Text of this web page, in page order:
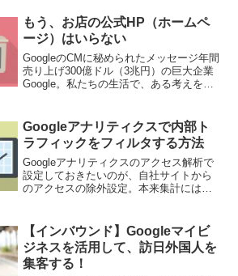
もう、お店の公式HP（ホームペ
ージ）はいらない
GoogleのCMに秘められたメッセージ年間
売り上げ300億ドル（3兆円）の巨大企業
Google。私たちの生活で、ある考えを行
Google（グーグル）です。そのGoog...
Googleアナリティクスで内部ト
ラフィックをフィルタする方法
Googleアナリティクスのアクセス解析で
設定しておきたいのが、自社サイトから
のアクセスの除外設定。本来集計には不
ておく「what is my IP address」で...
【インバウンド】Googleマイビ
ジネスを活用して、訪日外国人を
集客する！